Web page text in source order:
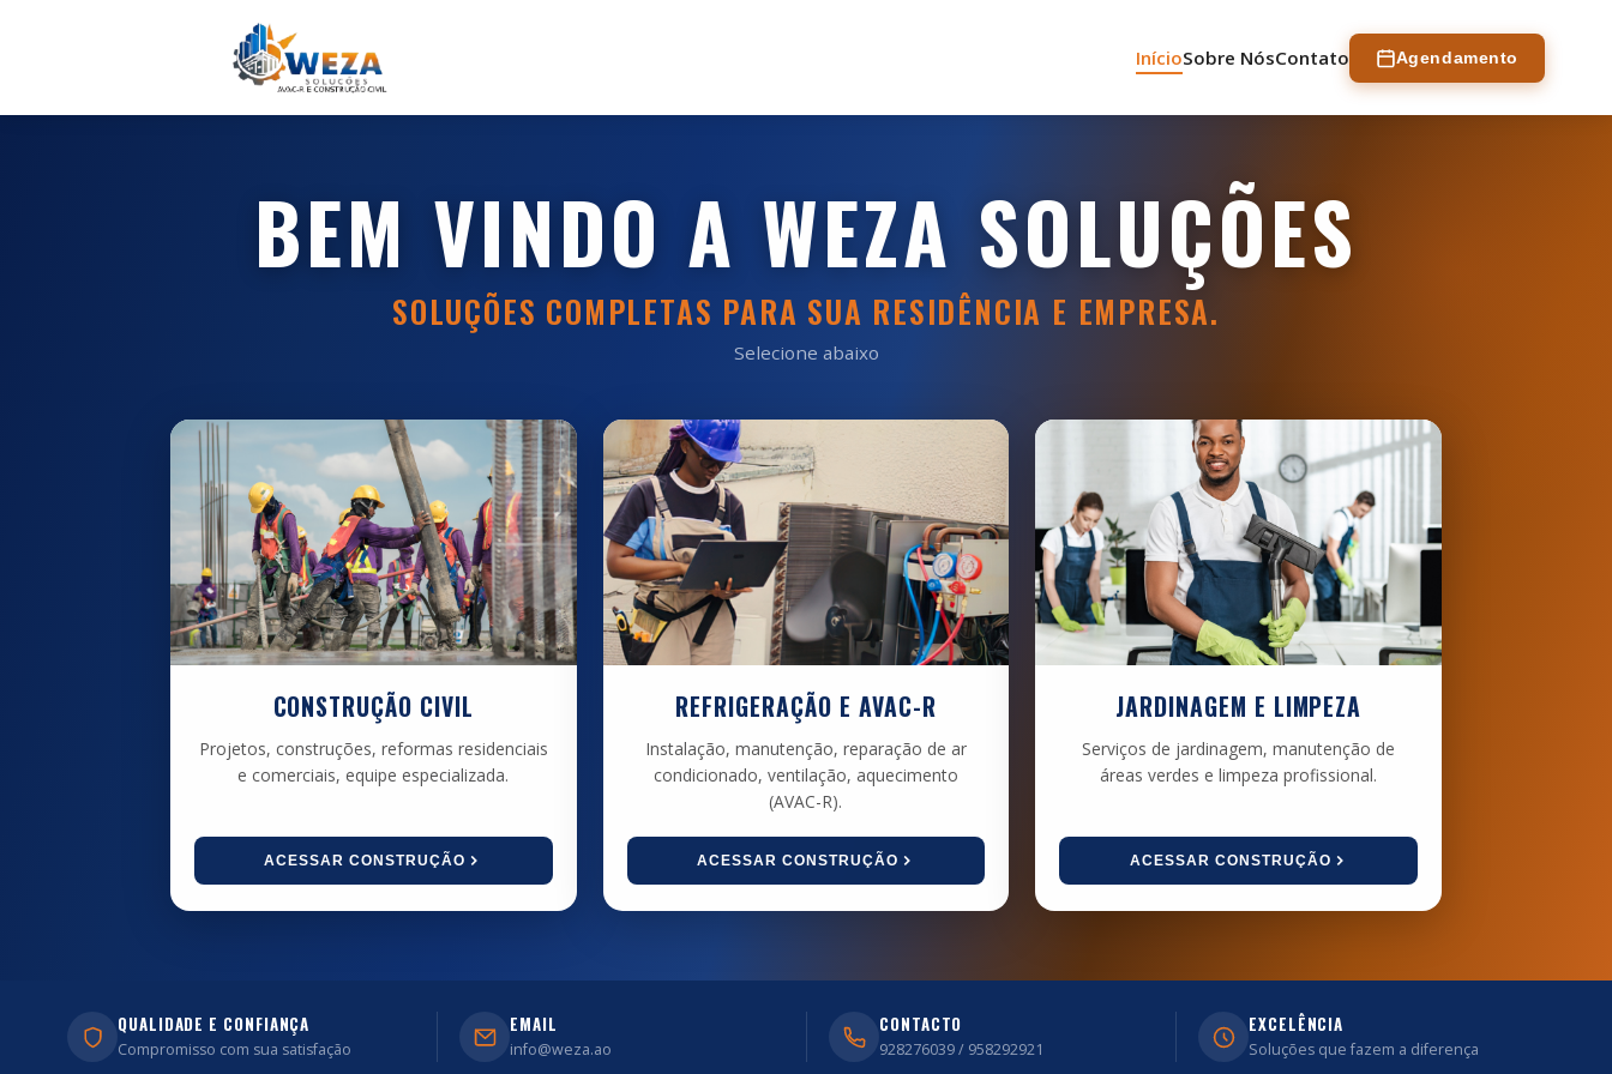
InícioSobre NósContato Agendamento
BEM VINDO A WEZA SOLUÇÕES
SOLUÇÕES COMPLETAS PARA SUA RESIDÊNCIA E EMPRESA.
Selecione abaixo
CONSTRUÇÃO CIVIL
Projetos, construções, reformas residenciais
e comerciais, equipe especializada.
ACESSAR CONSTRUÇÃO
REFRIGERAÇÃO E AVAC-R
Instalação, manutenção, reparação de ar
condicionado, ventilação, aquecimento
(AVAC-R).
ACESSAR CONSTRUÇÃO
JARDINAGEM E LIMPEZA
Serviços de jardinagem, manutenção de
áreas verdes e limpeza profissional.
ACESSAR CONSTRUÇÃO
QUALIDADE E CONFIANÇA
Compromisso com sua satisfação
EMAIL
info@weza.ao
CONTACTO
928276039 / 958292921
EXCELÊNCIA
Soluções que fazem a diferença